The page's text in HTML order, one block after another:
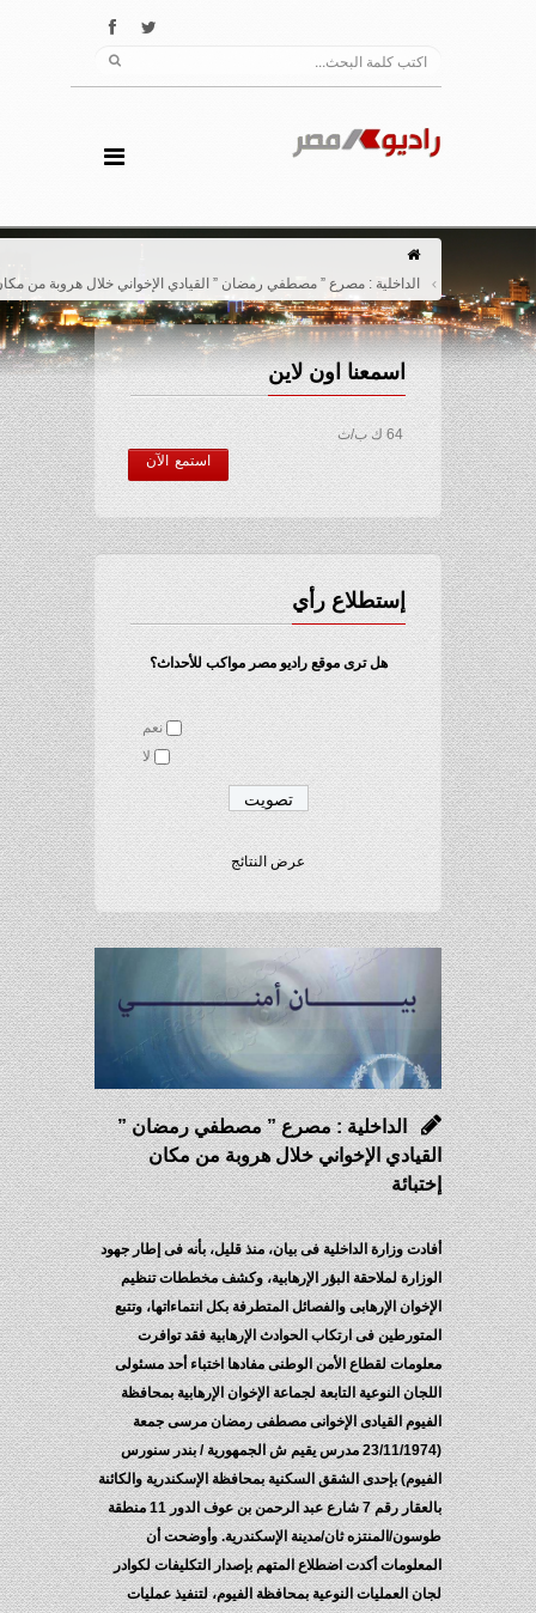
الداخلية : مصرع ” مصطفي رمضان ” القيادي الإخواني خلال هروبة من مكان إختبائة
اسمعنا اون لاين
64 ك ب/ث
استمع الآن
إستطلاع رأي
هل ترى موقع راديو مصر مواكب للأحداث؟
نعم
لا
عرض النتائج
الداخلية : مصرع ” مصطفي رمضان ”
القيادي الإخواني خلال هروبة من مكان
إختبائة
أفادت وزارة الداخلية فى بيان، منذ قليل، بأنه فى إطار جهود
الوزارة لملاحقة البؤر الإرهابية، وكشف مخططات تنظيم
الإخوان الإرهابى والفصائل المتطرفة بكل انتماءاتها، وتتبع
المتورطين فى ارتكاب الحوادث الإرهابية فقد توافرت
معلومات لقطاع الأمن الوطنى مفادها اختباء أحد مسئولى
اللجان النوعية التابعة لجماعة الإخوان الإرهابية بمحافظة
الفيوم القيادى الإخوانى مصطفى رمضان مرسى جمعة
(23/11/1974 مدرس يقيم ش الجمهورية / بندر سنورس
الفيوم) بإحدى الشقق السكنية بمحافظة الإسكندرية والكائنة
بالعقار رقم 7 شارع عبد الرحمن بن عوف الدور 11 منطقة
طوسون/المنتزه ثان/مدينة الإسكندرية. وأوضحت أن
المعلومات أكدت اضطلاع المتهم بإصدار التكليفات لكوادر
لجان العمليات النوعية بمحافظة الفيوم، لتنفيذ عمليات